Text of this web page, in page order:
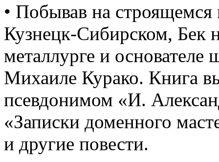
• Побывав на строящемся
Кузнецк-Сибирском, Бек
металлурге и
Михаиле Курако. Книга
псевдонимом «И.
«Записки доменного
и другие повести.